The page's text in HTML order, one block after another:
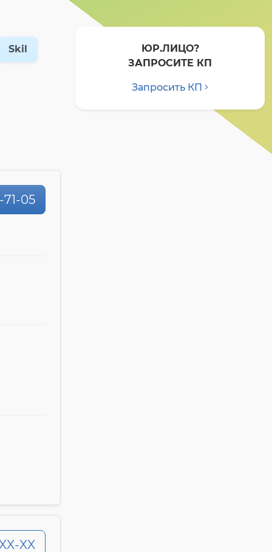
Skil
71-05
XX
ЮР.ЛИЦО?
ЗАПРОСИТЕ КП
Запросить КП